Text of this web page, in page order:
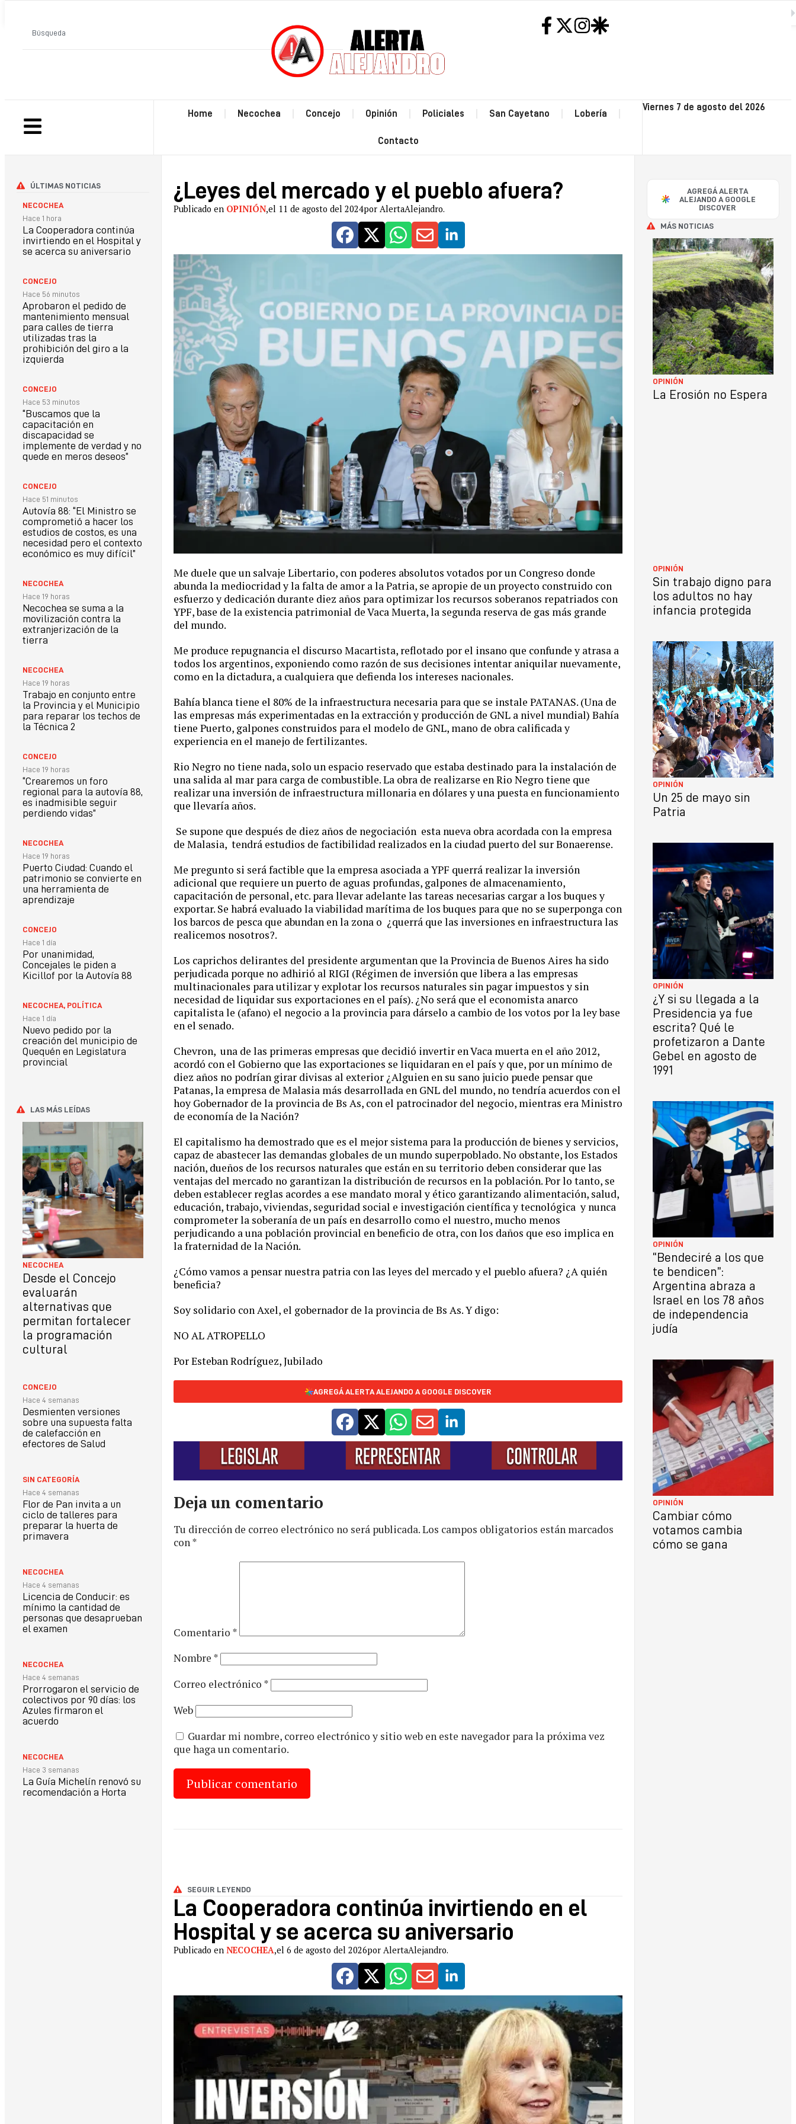
Home Necochea Concejo Opinión Policiales San Cayetano Lobería
Contacto
Viernes 7 de agosto del 2026
SAN
AGREGÁ ALERTA
ALEJANDO A GOOGLE
DISCOVER
MÁS NOTICIAS
OPINIÓN
La Erosión no Espera
OPINIÓN
Sin trabajo digno para
los adultos no hay
infancia protegida
OPINIÓN
Un 25 de mayo sin
Patria
OPINIÓN
¿Y si su llegada a la
Presidencia ya fue
escrita? Qué le
profetizaron a Dante
Gebel en agosto de
1991
OPINIÓN
“Bendeciré a los que
te bendicen”:
Argentina abraza a
Israel en los 78 años
de independencia
judía
OPINIÓN
Cambiar cómo
votamos cambia
cómo se gana
ÚLTIMAS NOTICIAS
NECOCHEA
Hace 1 hora
La Cooperadora continúa
invirtiendo en el Hospital y
se acerca su aniversario
CONCEJO
Hace 56 minutos
Aprobaron el pedido de
mantenimiento mensual
para calles de tierra
utilizadas tras la
prohibición del giro a la
izquierda
CONCEJO
Hace 53 minutos
“Buscamos que la
capacitación en
discapacidad se
implemente de verdad y no
quede en meros deseos”
CONCEJO
Hace 51 minutos
Autovía 88: “El Ministro se
comprometió a hacer los
estudios de costos, es una
necesidad pero el contexto
económico es muy difícil”
NECOCHEA
Hace 19 horas
Necochea se suma a la
movilización contra la
extranjerización de la
tierra
NECOCHEA
Hace 19 horas
Trabajo en conjunto entre
la Provincia y el Municipio
para reparar los techos de
la Técnica 2
CONCEJO
Hace 19 horas
“Crearemos un foro
regional para la autovía 88,
es inadmisible seguir
perdiendo vidas”
NECOCHEA
Hace 19 horas
Puerto Ciudad: Cuando el
patrimonio se convierte en
una herramienta de
aprendizaje
CONCEJO
Hace 1 día
Por unanimidad,
Concejales le piden a
Kicillof por la Autovía 88
NECOCHEA, POLÍTICA
Hace 1 día
Nuevo pedido por la
creación del municipio de
Quequén en Legislatura
provincial
LAS MÁS LEÍDAS
NECOCHEA
Desde el Concejo
evaluarán
alternativas que
permitan fortalecer
la programación
cultural
CONCEJO
Hace 4 semanas
Desmienten versiones
sobre una supuesta falta
de calefacción en
efectores de Salud
SIN CATEGORÍA
Hace 4 semanas
Flor de Pan invita a un
ciclo de talleres para
preparar la huerta de
primavera
NECOCHEA
Hace 4 semanas
Licencia de Conducir: es
mínimo la cantidad de
personas que desaprueban
el examen
NECOCHEA
Hace 4 semanas
Prorrogaron el servicio de
colectivos por 90 días: los
Azules firmaron el
acuerdo
NECOCHEA
Hace 3 semanas
La Guía Michelín renovó su
recomendación a Horta
¿Leyes del mercado y el pueblo afuera?
Publicado en OPINIÓN,el 11 de agosto del 2024por AlertaAlejandro.
Me duele que un salvaje Libertario, con poderes absolutos votados por un Congreso donde
abunda la mediocridad y la falta de amor a la Patria, se apropie de un proyecto construido con
esfuerzo y dedicación durante diez años para optimizar los recursos soberanos repatriados con
YPF, base de la existencia patrimonial de Vaca Muerta, la segunda reserva de gas más grande
del mundo.
Me produce repugnancia el discurso Macartista, reflotado por el insano que confunde y atrasa a
todos los argentinos, exponiendo como razón de sus decisiones intentar aniquilar nuevamente,
como en la dictadura, a cualquiera que defienda los intereses nacionales.
Bahía blanca tiene el 80% de la infraestructura necesaria para que se instale PATANAS. (Una de
las empresas más experimentadas en la extracción y producción de GNL a nivel mundial) Bahía
tiene Puerto, galpones construidos para el modelo de GNL, mano de obra calificada y
experiencia en el manejo de fertilizantes.
Rio Negro no tiene nada, solo un espacio reservado que estaba destinado para la instalación de
una salida al mar para carga de combustible. La obra de realizarse en Rio Negro tiene que
realizar una inversión de infraestructura millonaria en dólares y una puesta en funcionamiento
que llevaría años.
Se supone que después de diez años de negociación esta nueva obra acordada con la empresa
de Malasia, tendrá estudios de factibilidad realizados en la ciudad puerto del sur Bonaerense.
Me pregunto si será factible que la empresa asociada a YPF querrá realizar la inversión
adicional que requiere un puerto de aguas profundas, galpones de almacenamiento,
capacitación de personal, etc. para llevar adelante las tareas necesarias cargar a los buques y
exportar. Se habrá evaluado la viabilidad marítima de los buques para que no se superponga con
los barcos de pesca que abundan en la zona o ¿querrá que las inversiones en infraestructura las
realicemos nosotros?.
Los caprichos delirantes del presidente argumentan que la Provincia de Buenos Aires ha sido
perjudicada porque no adhirió al RIGI (Régimen de inversión que libera a las empresas
multinacionales para utilizar y explotar los recursos naturales sin pagar impuestos y sin
necesidad de liquidar sus exportaciones en el país). ¿No será que el economista anarco
capitalista le (afano) el negocio a la provincia para dárselo a cambio de los votos por la ley base
en el senado.
Chevron, una de las primeras empresas que decidió invertir en Vaca muerta en el año 2012,
acordó con el Gobierno que las exportaciones se liquidaran en el país y que, por un mínimo de
diez años no podrían girar divisas al exterior ¿Alguien en su sano juicio puede pensar que
Patanas, la empresa de Malasia más desarrollada en GNL del mundo, no tendría acuerdos con el
hoy Gobernador de la provincia de Bs As, con el patrocinador del negocio, mientras era Ministro
de economía de la Nación?
El capitalismo ha demostrado que es el mejor sistema para la producción de bienes y servicios,
capaz de abastecer las demandas globales de un mundo superpoblado. No obstante, los Estados
nación, dueños de los recursos naturales que están en su territorio deben considerar que las
ventajas del mercado no garantizan la distribución de recursos en la población. Por lo tanto, se
deben establecer reglas acordes a ese mandato moral y ético garantizando alimentación, salud,
educación, trabajo, viviendas, seguridad social e investigación científica y tecnológica y nunca
comprometer la soberanía de un país en desarrollo como el nuestro, mucho menos
perjudicando a una población provincial en beneficio de otra, con los daños que eso implica en
la fraternidad de la Nación.
¿Cómo vamos a pensar nuestra patria con las leyes del mercado y el pueblo afuera? ¿A quién
beneficia?
Soy solidario con Axel, el gobernador de la provincia de Bs As. Y digo:
NO AL ATROPELLO
Por Esteban Rodríguez, Jubilado
AGREGÁ ALERTA ALEJANDO A GOOGLE DISCOVER
Deja un comentario
Tu dirección de correo electrónico no será publicada.Los campos obligatorios están marcados
con*
Comentario *
Nombre *
Correo electrónico *
Web
Guardar mi nombre, correo electrónico y sitio web en este navegador para la próxima vez
que haga un comentario.
SEGUIR LEYENDO
La Cooperadora continúa invirtiendo en el
Hospital y se acerca su aniversario
Publicado en NECOCHEA,el 6 de agosto del 2026por AlertaAlejandro.